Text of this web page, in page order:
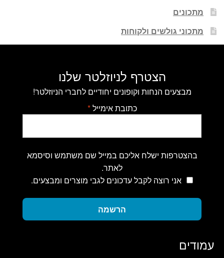
מתכונים
מתכוני גולשים ולקוחות
הצטרף לניוזלטר שלנו
מבצעים הנחות וקופונים יחודיים לחברי הניוזלטר!
כתובת אימייל*
בהצטרפות ישלח אליכם במייל שם משתמש וסיסמא
לאתר.
אני רוצה לקבל עדכונים לגבי מוצרים ומבצעים.
הרשמה
עמודים